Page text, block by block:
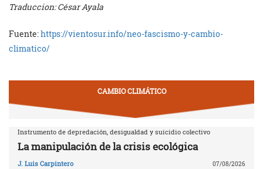
Traduccion: César Ayala
Fuente:https://vientosur.info/neo-fascismo-y-cambio-
climatico/
CAMBIO CLIMÁTICO
Instrumento de depredación, desigualdad y suicidio colectivo
La manipulación de la crisis ecológica
J. Luis Carpintero 07/08/2026